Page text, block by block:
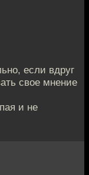
если вдруг
свое мнение
и не